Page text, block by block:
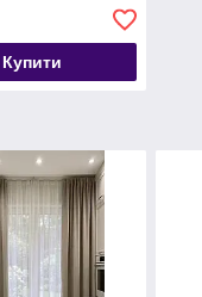
Купити